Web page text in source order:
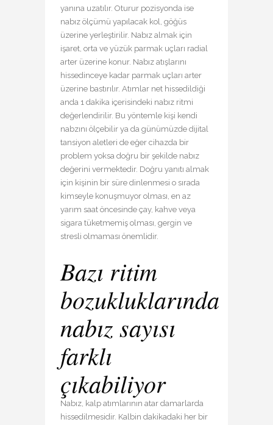
yanına uzatılır. Oturur pozisyonda ise
nabız ölçümü yapılacak kol, göğüs
üzerine yerleştirilir. Nabız almak için
işaret, orta ve yüzük parmak uçları radial
arter üzerine konur. Nabız atışlarını
hissedinceye kadar parmak uçları arter
üzerine bastırılır. Atımlar net hissedildiği
anda 1 dakika içerisindeki nabız ritmi
değerlendirilir. Bu yöntemle kişi kendi
nabzını ölçebilir ya da günümüzde dijital
tansiyon aletleri de eğer cihazda bir
problem yoksa doğru bir şekilde nabız
değerini vermektedir. Doğru yanıtı almak
için kişinin bir süre dinlenmesi o sırada
kimseyle konuşmuyor olması, en az
yarım saat öncesinde çay, kahve veya
sigara tüketmemiş olması, gergin ve
stresli olmaması önemlidir.
Bazı ritim
bozukluklarında
nabız sayısı
farklı
çıkabiliyor
Nabız, kalp atımlarının atar damarlarda
hissedilmesidir. Kalbin dakikadaki her bir